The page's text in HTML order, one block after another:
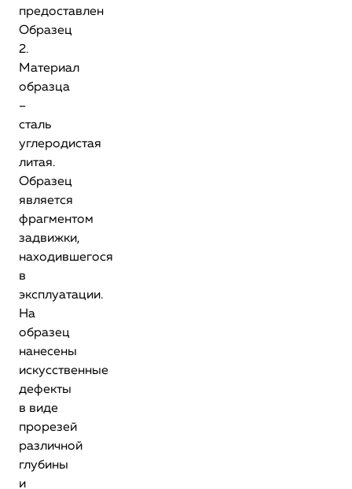
предоставлен
Образец
2.
Материал
образца
–
сталь
углеродистая
литая.
Образец
является
фрагментом
задвижки,
находившегося
в
эксплуатации.
На
образец
нанесены
искусственные
дефекты
в виде
прорезей
различной
глубины
и